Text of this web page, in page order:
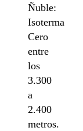
Ñuble:
Isoterma
Cero
entre
los
3.300
a
2.400
metros.